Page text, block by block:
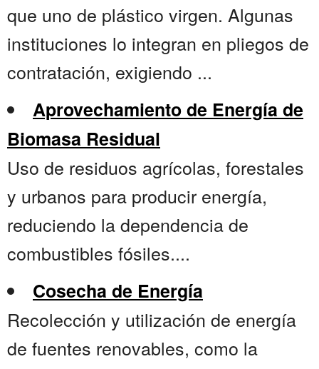
que uno de plástico virgen. Algunas
instituciones lo integran en pliegos de
contratación, exigiendo ...
Aprovechamiento de Energía de
Biomasa Residual
Uso de residuos agrícolas, forestales
y urbanos para producir energía,
reduciendo la dependencia de
combustibles fósiles....
Cosecha de Energía
Recolección y utilización de energía
de fuentes renovables, como la